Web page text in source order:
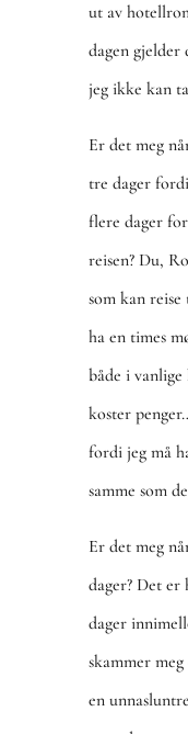
ut av
dagen gjelder
jeg ikke kan
Er det meg
tre dager
flere dager
reisen? Du,
som kan
ha en times
både i
koster
fordi jeg må
samme som
Er det meg
dager? Det er
dager
skammer
en